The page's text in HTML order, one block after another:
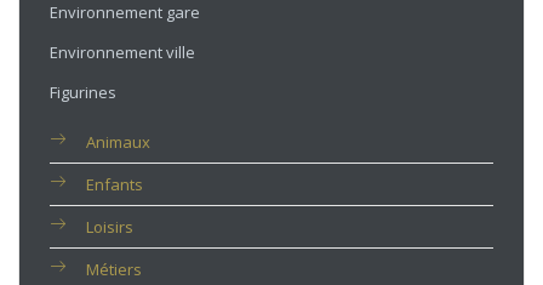
Environnement gare
Environnement ville
Figurines
Animaux
Enfants
Loisirs
Métiers